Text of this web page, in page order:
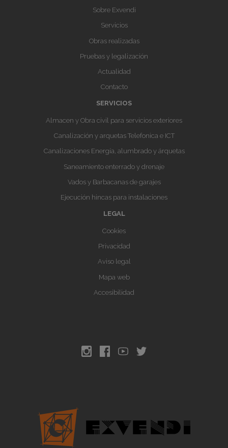
Sobre Exvendi
Servicios
Obras realizadas
Pruebas y legalización
Actualidad
Contacto
SERVICIOS
Almacen y Obra civil para servicios exteriores
Canalización y arquetas Telefonica e ICT
Canalizaciones Energía, alumbrado y árquetas
Saneamiento enterrado y drenaje
Vados y Barbacanas de garajes
Ejecución hincas para instalaciones
LEGAL
Cookies
Privacidad
Aviso legal
Mapa web
Accesibilidad